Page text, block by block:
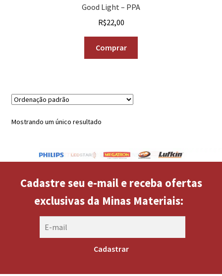
Good Light – PPA
R$22,00
Comprar
Mostrando um único resultado
Cadastre seu e-mail e receba ofertas
exclusivas da Minas Materiais: